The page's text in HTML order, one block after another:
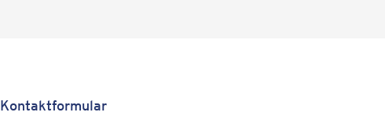
Kontaktformular